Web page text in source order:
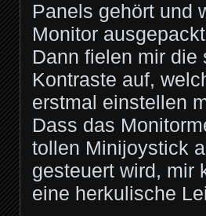
Panels gehört und
Monitor
Dann fielen mir die
Kontraste auf,
erstmal einstellen
Dass das
tollen Minijoystick
gesteuert wird, mir
eine herkulische